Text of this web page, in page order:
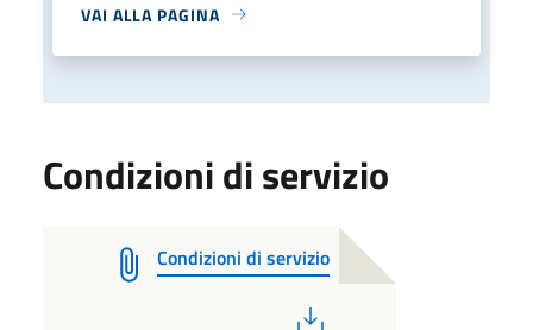
VAI ALLA PAGINA
Condizioni di servizio
Condizioni di servizio